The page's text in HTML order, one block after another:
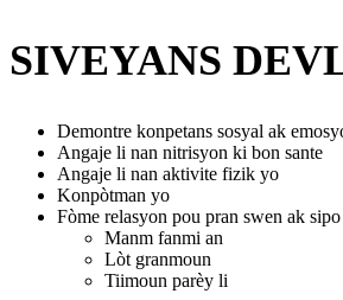
SIVEYANS
Demontre konpetans sosyal ak
Angaje li nan nitrisyon ki bon sante
Angaje li nan aktivite fizik yo
Konpòtman yo
Fòme relasyon pou pran swen ak
Manm fanmi an
Lòt granmoun
Tiimoun parèy li